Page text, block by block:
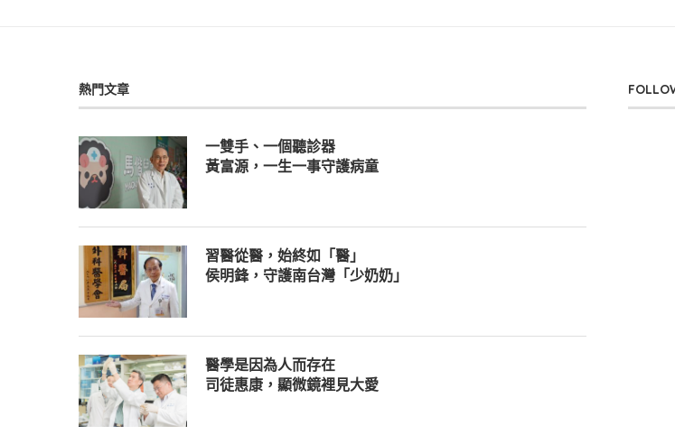
熱門文章
一雙手、一個聽診器
黃富源，一生一事守護病童
習醫從醫，始終如「醫」
侯明鋒，守護南台灣「少奶奶」
醫學是因為人而存在
司徒惠康，顯微鏡裡見大愛